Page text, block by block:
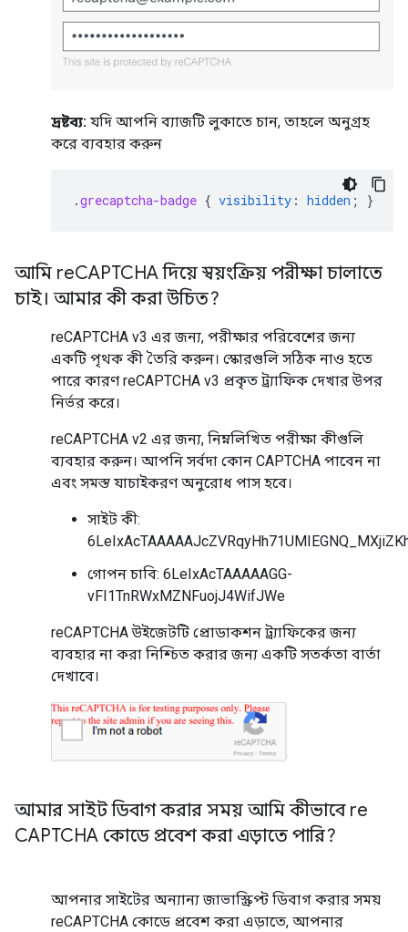
দ্রষ্টব্য: যদি আপনি ব্যাজটি লুকাতে চান, তাহলে অনুগ্রহ
করে ব্যবহার করুন
.grecaptcha-badge { visibility : hidden ; }
আমি reCAPTCHA দিয়ে স্বয়ংক্রিয় পরীক্ষা চালাতে
চাই। আমার কী করা উচিত?
reCAPTCHA v3 এর জন্য, পরীক্ষার পরিবেশের জন্য
একটি পৃথক কী তৈরি করুন। স্কোরগুলি সঠিক নাও হতে
পারে কারণ reCAPTCHA v3 প্রকৃত ট্র্যাফিক দেখার উপর
নির্ভর করে।
reCAPTCHA v2 এর জন্য, নিম্নলিখিত পরীক্ষা কীগুলি
ব্যবহার করুন। আপনি সর্বদা কোন CAPTCHA পাবেন না
এবং সমস্ত যাচাইকরণ অনুরোধ পাস হবে।
সাইট কী:
গোপন চাবি: 6LeIxAcTAAAAAGG-
vFI1TnRWxMZNFuojJ4WifJWe
reCAPTCHA উইজেটটি প্রোডাকশন ট্র্যাফিকের জন্য
ব্যবহার না করা নিশ্চিত করার জন্য একটি সতর্কতা বার্তা
দেখাবে।
আমার সাইট ডিবাগ করার সময় আমি কীভাবে re
CAPTCHA কোডে প্রবেশ করা এড়াতে পারি?
আপনার সাইটের অন্যান্য জাভাস্ক্রিপ্ট ডিবাগ করার সময়
reCAPTCHA কোডে প্রবেশ করা এড়াতে, আপনার